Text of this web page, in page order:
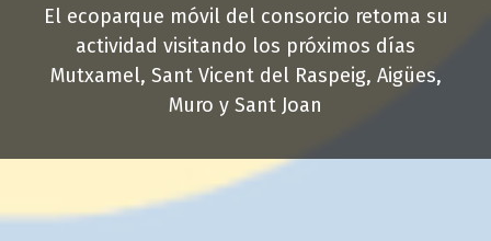
El ecoparque móvil del consorcio retoma su
actividad visitando los próximos días
Mutxamel, Sant Vicent del Raspeig, Aigües,
Muro y Sant Joan